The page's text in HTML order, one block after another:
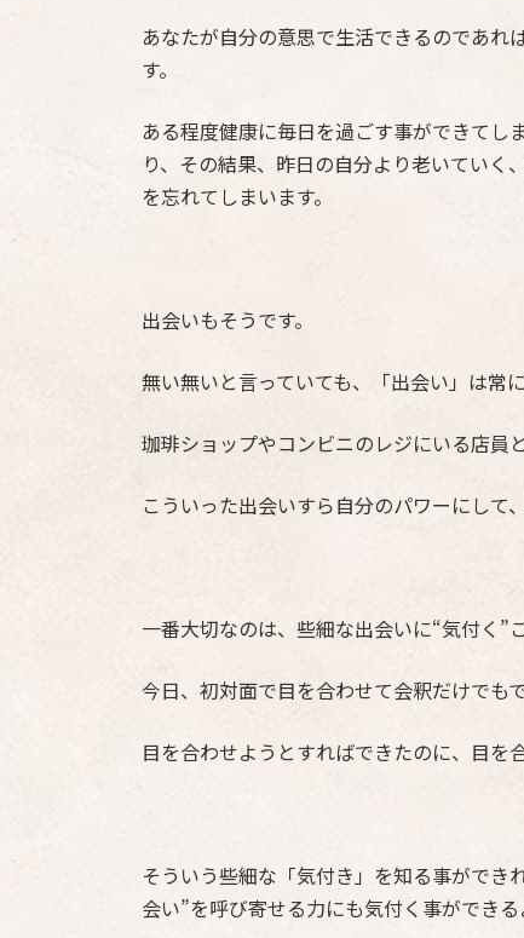
あなたが自分の意思で生活できるのであ
す。
ある程度健康に毎日を過ごす事ができてし
り、その結果、昨日の自分より老いてい
を忘れてしまいます。
出会いもそうです。
無い無いと言っていても、「出会い」は常
珈琲ショップやコンビニのレジにいる店員
こういった出会いすら自分のパワーにして
一番大切なのは、些細な出会いに“気付く”こ
今日、初対面で目を合わせて会釈だけでも
目を合わせようとすればできたのに、目を
そういう些細な「気付き」を知る事ができ
会い”を呼び寄せる力にも気付く事ができる